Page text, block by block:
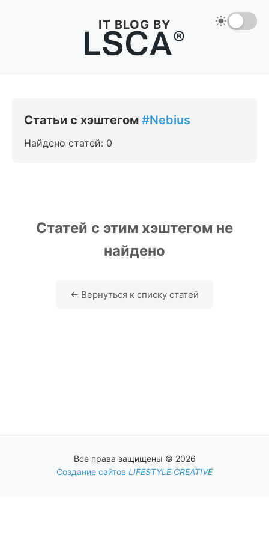
IT BLOG BY
Статьи с хэштегом #Nebius
Найдено статей: 0
Статей с этим хэштегом не
найдено
← Вернуться к списку статей
Все права защищены © 2026
Создание сайтов LIFESTYLE CREATIVE